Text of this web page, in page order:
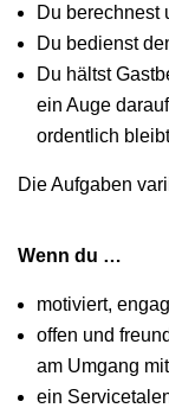
Du berechnest
Du bedienst
Du hältst
ein Auge
ordentlich
Die Aufgaben
Wenn du …
motiviert,
offen und
am Umgang
ein